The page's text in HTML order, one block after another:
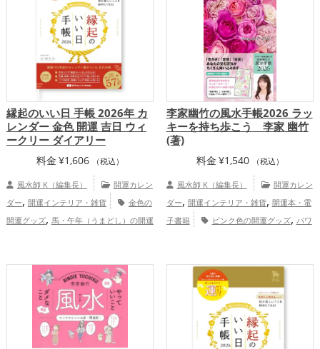
縁起のいい日 手帳 2026年 カ
レンダー 金色 開運 吉日 ウィ
ークリー ダイアリー
料金 ¥1,606 （税込）
風水師 K（編集長）
開運カレン
ダー, 開運インテリア・雑貨
金色の
開運グッズ, 馬・午年（うまどし）の開運
,仕事運アップ,健康運アップ
家庭運・家族運アップ , 総合運・全体運ア
李家幽竹の風水手帳2026 ラッ
キーを持ち歩こう 李家 幽竹
(著)
料金 ¥1,540 （税込）
風水師 K（編集長）
開運カレン
ダー, 開運インテリア・雑貨, 開運本・電
子書籍
ピンク色の開運グッズ, パワ
風水・家相の開運グッズ
,結婚運アップ,仕事運アップ
庭運・家族運アップ,総合運・全体運アッ